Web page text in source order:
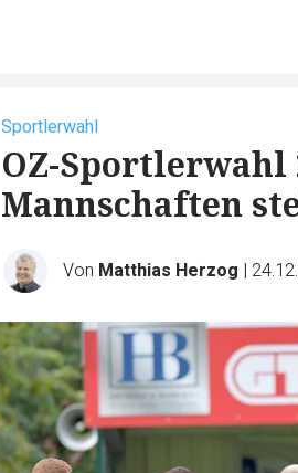
Sportlerwahl
OZ-Sportlerwahl
Mannschaften
Von Matthias Herzog |